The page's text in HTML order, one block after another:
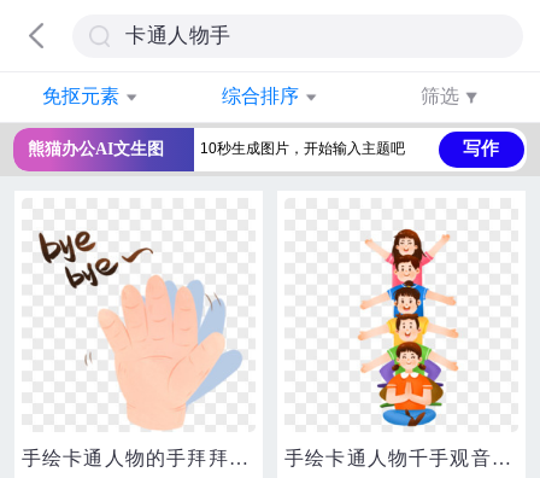
免抠元素 综合排序 筛选
熊猫办公AI文生图 写作
手绘卡通人物的手拜拜手势免抠元素 手绘卡通人物千手观音大合照免抠元素